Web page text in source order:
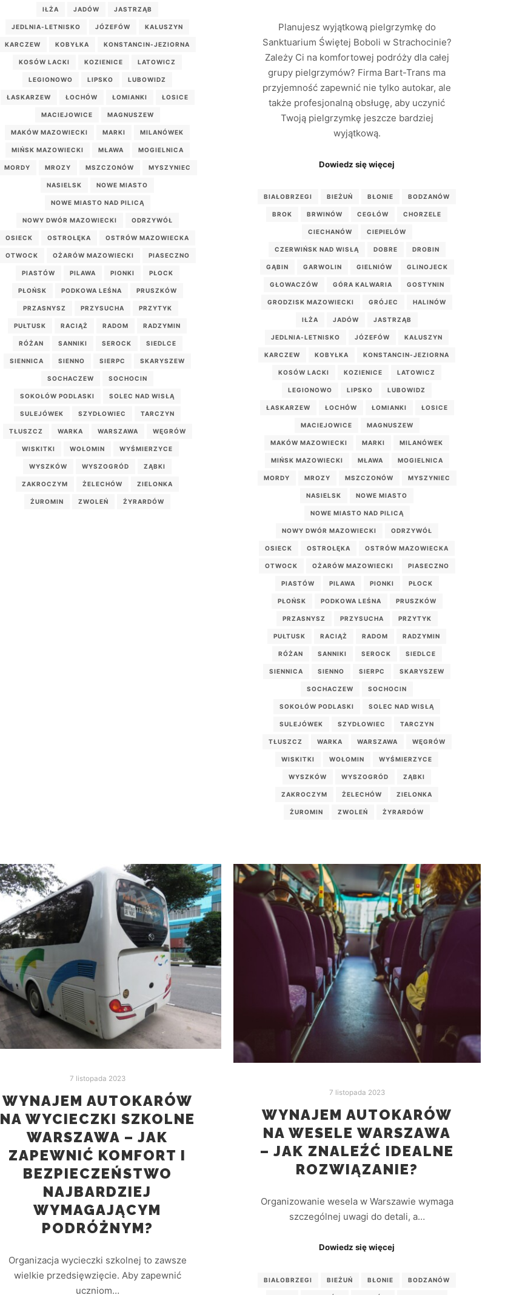
IŁŻA JADÓW JASTRZĄB
JEDLNIA-LETNISKO JÓZEFÓW KAŁUSZYN
KARCZEW KOBYŁKA KONSTANCIN-JEZIORNA
KOSÓW LACKI KOZIENICE LATOWICZ
LEGIONOWO LIPSKO LUBOWIDZ
ŁASKARZEW ŁOCHÓW ŁOMIANKI ŁOSICE
MACIEJOWICE MAGNUSZEW
MAKÓW MAZOWIECKI MARKI MILANÓWEK
MIŃSK MAZOWIECKI MŁAWA MOGIELNICA
MORDY MROZY MSZCZONÓW MYSZYNIEC
NASIELSK NOWE MIASTO
NOWE MIASTO NAD PILICĄ
NOWY DWÓR MAZOWIECKI ODRZYWÓŁ
OSIECK OSTROŁĘKA OSTRÓW MAZOWIECKA
OTWOCK OŻARÓW MAZOWIECKI PIASECZNO
PIASTÓW PILAWA PIONKI PŁOCK
PŁOŃSK PODKOWA LEŚNA PRUSZKÓW
PRZASNYSZ PRZYSUCHA PRZYTYK
PUŁTUSK RACIĄŻ RADOM RADZYMIN
RÓŻAN SANNIKI SEROCK SIEDLCE
SIENNICA SIENNO SIERPC SKARYSZEW
SOCHACZEW SOCHOCIN
SOKOŁÓW PODLASKI SOLEC NAD WISŁĄ
SULEJÓWEK SZYDŁOWIEC TARCZYN
TŁUSZCZ WARKA WARSZAWA WĘGRÓW
WISKITKI WOŁOMIN WYŚMIERZYCE
WYSZKÓW WYSZOGRÓD ZĄBKI
ZAKROCZYM ŻELECHÓW ZIELONKA
ŻUROMIN ZWOLEŃ ŻYRARDÓW
Planujesz wyjątkową pielgrzymkę do
Sanktuarium Świętej Boboli w Strachocinie?
Zależy Ci na komfortowej podróży dla całej
grupy pielgrzymów? Firma Bart-Trans ma
przyjemność zapewnić nie tylko autokar, ale
także profesjonalną obsługę, aby uczynić
Twoją pielgrzymkę jeszcze bardziej
wyjątkową.
Dowiedz się więcej
BIAŁOBRZEGI BIEŻUŃ BŁONIE BODZANÓW
BROK BRWINÓW CEGŁÓW CHORZELE
CIECHANÓW CIEPIELÓW
CZERWIŃSK NAD WISŁĄ DOBRE DROBIN
GĄBIN GARWOLIN GIELNIÓW GLINOJECK
GŁOWACZÓW GÓRA KALWARIA GOSTYNIN
GRODZISK MAZOWIECKI GRÓJEC HALINÓW
IŁŻA JADÓW JASTRZĄB
JEDLNIA-LETNISKO JÓZEFÓW KAŁUSZYN
KARCZEW KOBYŁKA KONSTANCIN-JEZIORNA
KOSÓW LACKI KOZIENICE LATOWICZ
LEGIONOWO LIPSKO LUBOWIDZ
ŁASKARZEW ŁOCHÓW ŁOMIANKI ŁOSICE
MACIEJOWICE MAGNUSZEW
MAKÓW MAZOWIECKI MARKI MILANÓWEK
MIŃSK MAZOWIECKI MŁAWA MOGIELNICA
MORDY MROZY MSZCZONÓW MYSZYNIEC
NASIELSK NOWE MIASTO
NOWE MIASTO NAD PILICĄ
NOWY DWÓR MAZOWIECKI ODRZYWÓŁ
OSIECK OSTROŁĘKA OSTRÓW MAZOWIECKA
OTWOCK OŻARÓW MAZOWIECKI PIASECZNO
PIASTÓW PILAWA PIONKI PŁOCK
PŁOŃSK PODKOWA LEŚNA PRUSZKÓW
PRZASNYSZ PRZYSUCHA PRZYTYK
PUŁTUSK RACIĄŻ RADOM RADZYMIN
RÓŻAN SANNIKI SEROCK SIEDLCE
SIENNICA SIENNO SIERPC SKARYSZEW
SOCHACZEW SOCHOCIN
SOKOŁÓW PODLASKI SOLEC NAD WISŁĄ
SULEJÓWEK SZYDŁOWIEC TARCZYN
TŁUSZCZ WARKA WARSZAWA WĘGRÓW
WISKITKI WOŁOMIN WYŚMIERZYCE
WYSZKÓW WYSZOGRÓD ZĄBKI
ZAKROCZYM ŻELECHÓW ZIELONKA
ŻUROMIN ZWOLEŃ ŻYRARDÓW
7 listopada 2023
WYNAJEM AUTOKARÓW
NA WYCIECZKI SZKOLNE
WARSZAWA – JAK
ZAPEWNIĆ KOMFORT I
BEZPIECZEŃSTWO
NAJBARDZIEJ
WYMAGAJĄCYM
PODRÓŻNYM?
Organizacja wycieczki szkolnej to zawsze
wielkie przedsięwzięcie. Aby zapewnić
uczniom…
7 listopada 2023
WYNAJEM AUTOKARÓW
NA WESELE WARSZAWA
– JAK ZNALEŹĆ IDEALNE
ROZWIĄZANIE?
Organizowanie wesela w Warszawie wymaga
szczególnej uwagi do detali, a…
Dowiedz się więcej
BIAŁOBRZEGI BIEŻUŃ BŁONIE BODZANÓW